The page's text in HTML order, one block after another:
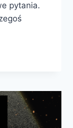
pytania.